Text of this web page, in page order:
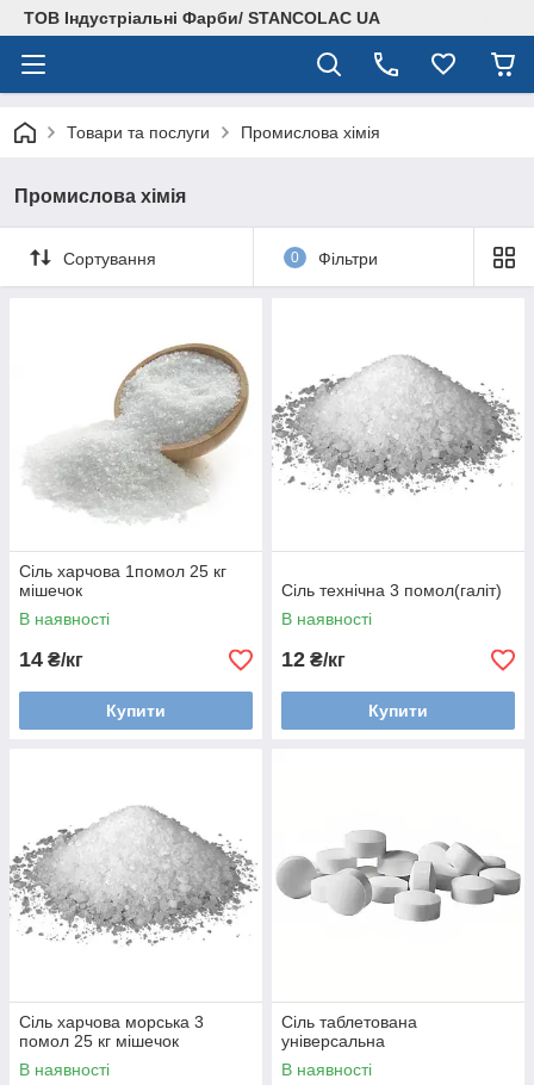
ТОВ Індустріальні Фарби/ STANCOLAC UA
Товари та послуги Промислова хімія
Промислова хімія
Сортування 0 Фільтри
Сіль харчова 1помол 25 кг
мішечок
В наявності
14 ₴/кг
Купити
Сіль технічна 3 помол(галіт)
В наявності
12 ₴/кг
Купити
Сіль харчова морська 3
помол 25 кг мішечок
В наявності
Сіль таблетована
універсальна
В наявності